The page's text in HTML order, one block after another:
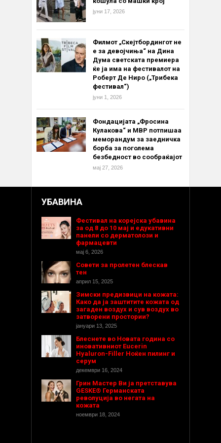
јуни 17, 2026
Филмот „Скејтбордингот не
е за девојчиња“ на Дина
Дума светската премиера
ќе ја има на фестивалот на
Роберт Де Ниро („Трибека
фестивал“)
јуни 1, 2026
Фондацијата „Фросина
Кулакова“ и МВР потпишаа
меморандум за заедничка
борба за поголема
безбедност во сообраќајот
мај 27, 2026
УБАВИНА
Фестивал на корејска убавина
за од 8 до 10 мај и едукативни
панели со дерматолози и
фармацевти
мај 6, 2026
Совети за пролетен блескав
тен
април 15, 2025
Зимски предизвици на кожата:
Како да ја заштитите кожата од
загаден воздух и сув воздух во
затворени простории?
јануари 13, 2025
Блеснете во Новата година со
иновативниот Eucerin
Hyaluron-Filler Ноќен пилинг и
серум
декември 16, 2024
Грин Мастер Ви ја претставува
GESKE® Германската
револуција во негата на
кожата
ноември 18, 2024